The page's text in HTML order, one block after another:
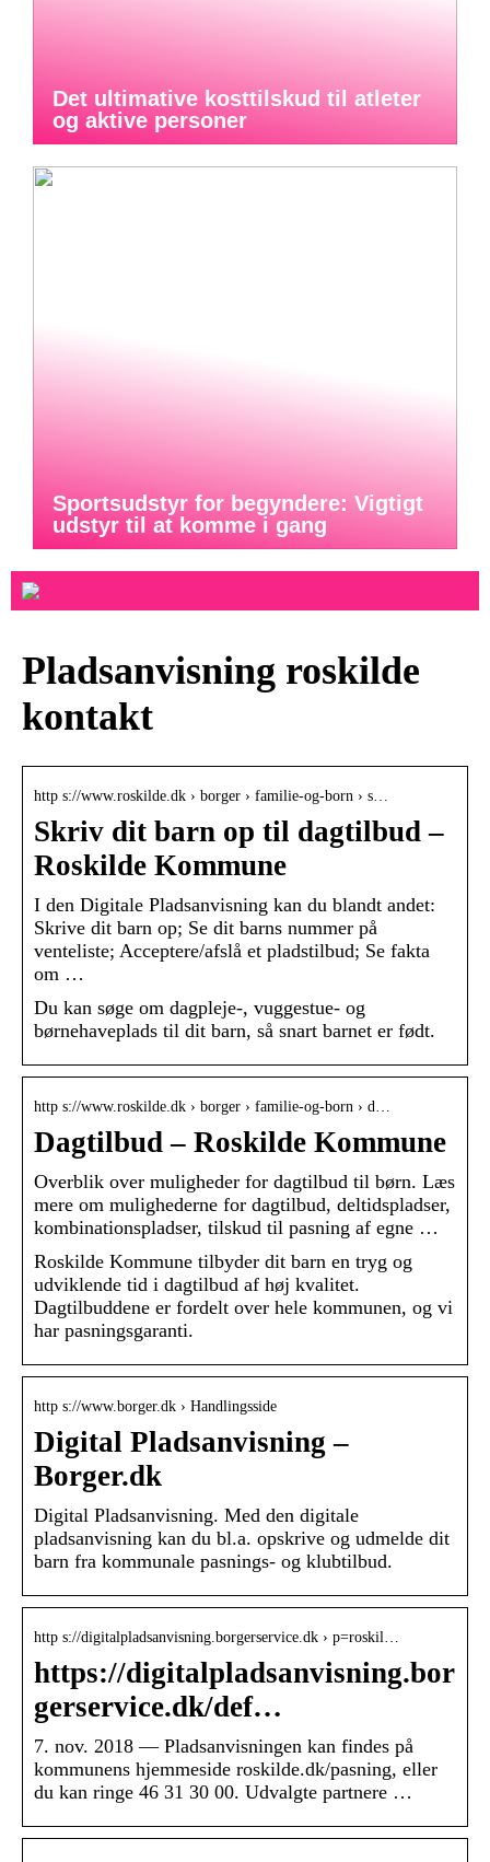
Det ultimative kosttilskud til atleter
og aktive personer
Sportsudstyr for begyndere: Vigtigt
udstyr til at komme i gang
Pladsanvisning roskilde
kontakt
http s://www.roskilde.dk › borger › familie-og-born › s…
Skriv dit barn op til dagtilbud –
Roskilde Kommune
I den Digitale Pladsanvisning kan du blandt andet:
Skrive dit barn op; Se dit barns nummer på
venteliste; Acceptere/afslå et pladstilbud; Se fakta
om …
Du kan søge om dagpleje-, vuggestue- og
børnehaveplads til dit barn, så snart barnet er født.
http s://www.roskilde.dk › borger › familie-og-born › d…
Dagtilbud – Roskilde Kommune
Overblik over muligheder for dagtilbud til børn. Læs
mere om mulighederne for dagtilbud, deltidspladser,
kombinationspladser, tilskud til pasning af egne …
Roskilde Kommune tilbyder dit barn en tryg og
udviklende tid i dagtilbud af høj kvalitet.
Dagtilbuddene er fordelt over hele kommunen, og vi
har pasningsgaranti.
http s://www.borger.dk › Handlingsside
Digital Pladsanvisning –
Borger.dk
Digital Pladsanvisning. Med den digitale
pladsanvisning kan du bl.a. opskrive og udmelde dit
barn fra kommunale pasnings- og klubtilbud.
http s://digitalpladsanvisning.borgerservice.dk › p=roskil…
https://digitalpladsanvisning.bor
gerservice.dk/def…
7. nov. 2018 — Pladsanvisningen kan findes på
kommunens hjemmeside roskilde.dk/pasning, eller
du kan ringe 46 31 30 00. Udvalgte partnere …